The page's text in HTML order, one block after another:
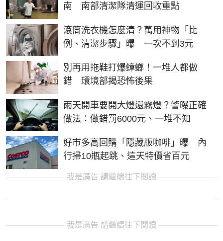
南 南部清潔隊清運回收重點
滾筒洗衣機怎麼清？萬用神物「比
例、清潔步驟」曝 一次不到3元
別再用拖鞋打爆蟑螂！一堆人都做
錯 環境部揭恐怖後果
雨天開車要開大燈還霧燈？警曝正確
做法：做錯罰6000元、一堆不知
好市多高回購「隱藏版咖啡」曝 內
行掃10瓶起跳、這天特價省百元
我是廣告 請繼續往下閱讀
我是廣告 請繼續往下閱讀